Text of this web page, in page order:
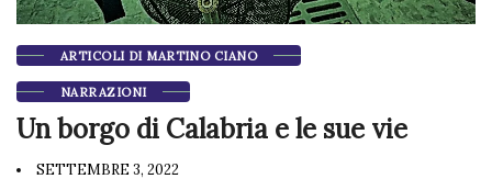
ARTICOLI DI MARTINO CIANO
NARRAZIONI
Un borgo di Calabria e le sue vie
SETTEMBRE 3, 2022